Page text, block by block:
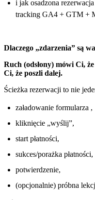
i jak osadzona
tracking GA4 + GTM +
Dlaczego „zdarzenia” są
Ruch (odsłony) mówi Ci,
Ci, że poszli dalej.
Ścieżka rezerwacji to nie
załadowanie formularza ,
kliknięcie „wyślij”,
start płatności,
sukces/porażka płatności,
potwierdzenie,
(opcjonalnie) próbna